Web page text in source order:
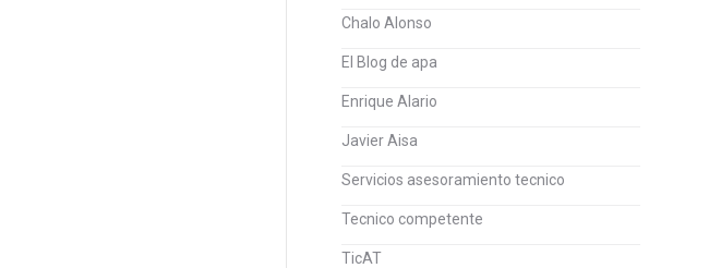
Chalo Alonso
El Blog de apa
Enrique Alario
Javier Aisa
Servicios asesoramiento tecnico
Tecnico competente
TicAT